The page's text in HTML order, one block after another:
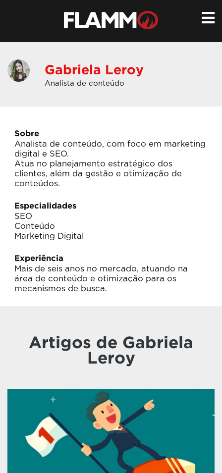
Gabriela Leroy
Analista de conteúdo
Sobre
Analista de conteúdo, com foco em marketing
digital e SEO.
Atua no planejamento estratégico dos
clientes, além da gestão e otimização de
conteúdos.
Especialidades
SEO
Conteúdo
Marketing Digital
Experiência
Mais de seis anos no mercado, atuando na
área de conteúdo e otimização para os
mecanismos de busca.
Artigos de Gabriela
Leroy